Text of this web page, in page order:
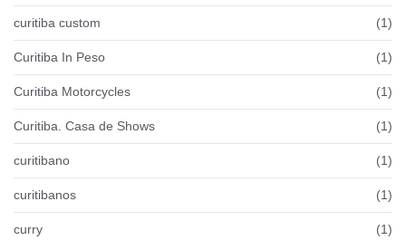
curitiba custom (1)
Curitiba In Peso (1)
Curitiba Motorcycles (1)
Curitiba. Casa de Shows (1)
curitibano (1)
curitibanos (1)
curry (1)